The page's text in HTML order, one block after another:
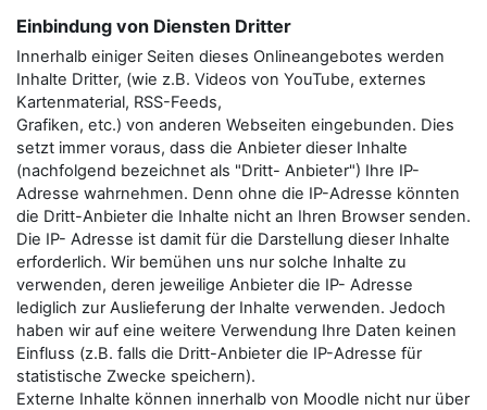
Einbindung von Diensten Dritter
Innerhalb einiger Seiten dieses Onlineangebotes werden
Inhalte Dritter, (wie z.B. Videos von YouTube, externes
Kartenmaterial, RSS-Feeds,
Grafiken, etc.) von anderen Webseiten eingebunden. Dies
setzt immer voraus, dass die Anbieter dieser Inhalte
(nachfolgend bezeichnet als "Dritt- Anbieter") Ihre IP-
Adresse wahrnehmen. Denn ohne die IP-Adresse könnten
die Dritt-Anbieter die Inhalte nicht an Ihren Browser senden.
Die IP- Adresse ist damit für die Darstellung dieser Inhalte
erforderlich. Wir bemühen uns nur solche Inhalte zu
verwenden, deren jeweilige Anbieter die IP- Adresse
lediglich zur Auslieferung der Inhalte verwenden. Jedoch
haben wir auf eine weitere Verwendung Ihre Daten keinen
Einfluss (z.B. falls die Dritt-Anbieter die IP-Adresse für
statistische Zwecke speichern).
Externe Inhalte können innerhalb von Moodle nicht nur über